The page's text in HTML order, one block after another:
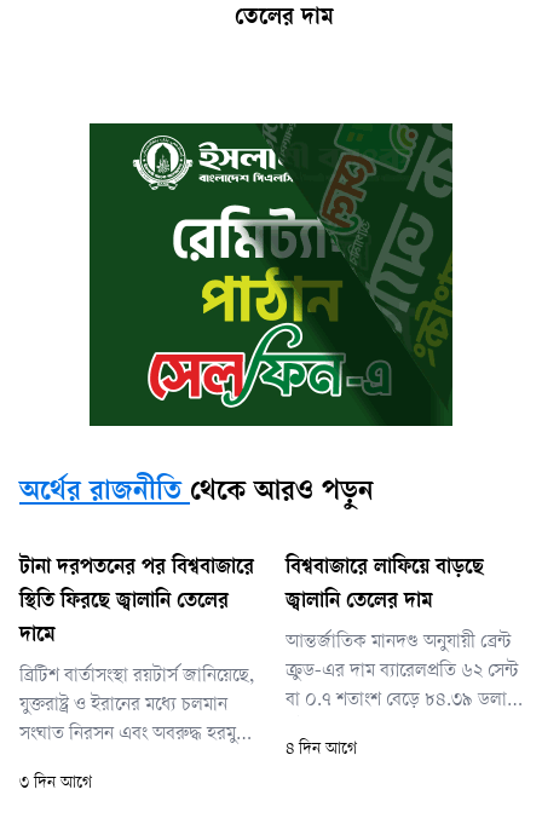
তেলের দাম
অর্থের রাজনীতি থেকে আরও পড়ুন
টানা দরপতনের পর বিশ্ববাজারে
স্থিতি ফিরছে জ্বালানি তেলের
দামে
ব্রিটিশ বার্তাসংস্থা রয়টার্স জানিয়েছে,
যুক্তরাষ্ট্র ও ইরানের মধ্যে চলমান
সংঘাত নিরসন এবং অবরুদ্ধ হরমুজ
করতে চলমান কূটনৈতিক প্রচেষ্টার
৩ দিন আগে
বিশ্ববাজারে লাফিয়ে বাড়ছে
জ্বালানি তেলের দাম
আন্তর্জাতিক মানদণ্ড অনুযায়ী ব্রেন্ট
ক্রুড-এর দাম ব্যারেলপ্রতি ৬২ সেন্ট
বা ০.৭ শতাংশ বেড়ে ৮৪.৩৯ ডলারে
কারণে ব্রেন্ট ক্রুডের দাম তিন
৪ দিন আগে